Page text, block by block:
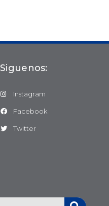
Siguenos:
Instagram
Facebook
Twitter